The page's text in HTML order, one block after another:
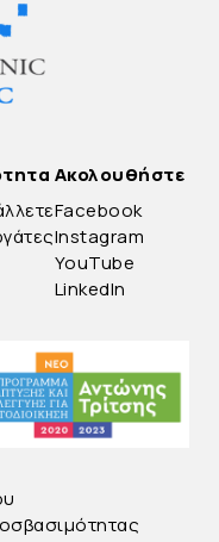
Ακολουθήστε
Facebook
Instagram
YouTube
LinkedIn